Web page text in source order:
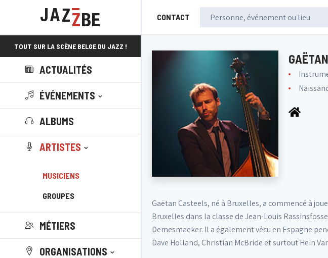
CONTACT
TOUT SUR LA SCÈNE BELGE DU JAZZ !
ACTUALITÉS
ÉVÉNEMENTS
ALBUMS
ARTISTES
MUSICIENS
GROUPES
MÉTIERS
ORGANISATIONS
Gaëtan Casteels, né à Bruxelles, a commencé à
Bruxelles dans la classe de Jean-Louis
Demesmaeker. Il a également vécu en Espagne
Dave Holland, Christian McBride et surtout Hein